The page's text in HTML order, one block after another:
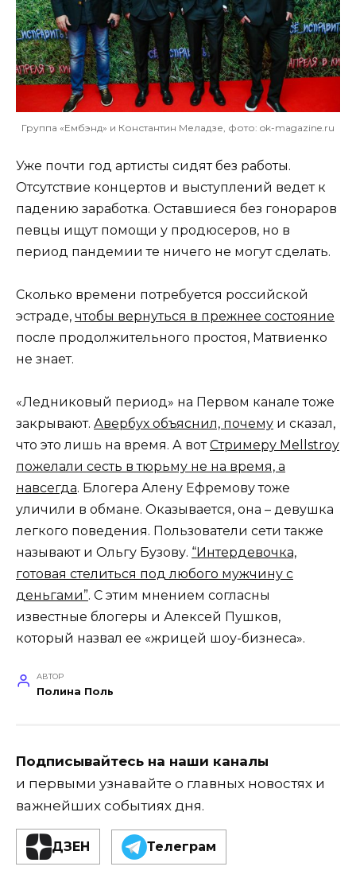
Группа «Ембэнд» и Константин Меладзе, фото: ok-magazine.ru
Уже почти год артисты сидят без работы.
Отсутствие концертов и выступлений ведет к
падению заработка. Оставшиеся без гонораров
певцы ищут помощи у продюсеров, но в
период пандемии те ничего не могут сделать.
Сколько времени потребуется российской
эстраде, чтобы вернуться в прежнее состояние
после продолжительного простоя, Матвиенко
не знает.
«Ледниковый период» на Первом канале тоже
закрывают. Авербух объяснил, почему и сказал,
что это лишь на время. А вотСтримеру Mellstroy
пожелали сесть в тюрьму не на время, а
навсегда. Блогера Алену Ефремову тоже
уличили в обмане. Оказывается, она – девушка
легкого поведения. Пользователи сети также
называют и Ольгу Бузову. “Интердевочка,
готовая стелиться под любого мужчину с
деньгами”. С этим мнением согласны
известные блогеры и Алексей Пушков,
который назвал ее «жрицей шоу-бизнеса».
АВТОР
Полина Поль
Подписывайтесь на наши каналы
и первыми узнавайте о главных новостях и
важнейших событиях дня.
ДЗЕН Телеграм